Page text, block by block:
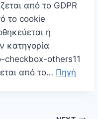
από το GDPR
το cookie
η
κατηγορία
checkbox-others11
από το… Πηγή